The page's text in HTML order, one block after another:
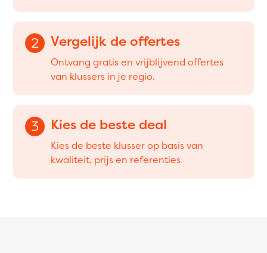
2 Vergelijk de offertes
Ontvang gratis en vrijblijvend offertes
van klussers in je regio.
3 Kies de beste deal
Kies de beste klusser op basis van
kwaliteit, prijs en referenties